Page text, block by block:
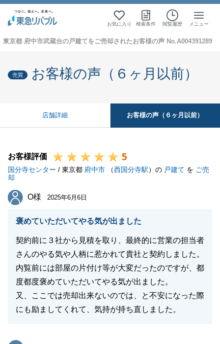
お気に入り 検索条件 閲覧履歴 メニュー
東京都 府中市武蔵台の戸建てをご売却されたお客様の声 No.A004391289
売買 お客様の声（６ヶ月以前）
店舗詳細 お客様の声（６ヶ月以前）
お客様評価 5
国分寺センター / 東京都 府中市 （西国分寺駅）の 戸建て を ご売
却
O様
O様 2025年6月6日
褒めていただいてやる気が出ました
契約前に３社から見積を取り、最終的に営業の担当者
さんのやる気や人柄に惹かれて貴社と契約しました。
内覧前には部屋の片付け等が大変だったのですが、都
度都度褒めていただいてやる気が出ました。
又、ここでは売却出来ないのでは、と不安になった際
にも励ましてくれて、気持が持ち直しました。